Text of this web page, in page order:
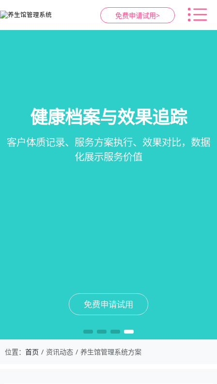
免费申请试用>
会员营销&锁客
会员积分、套餐定制、精准营销、客户关怀，提
升复购率与客单价
免费申请试用
预约与工位管理
在线预约、智能排班、技师调度、房间/床位状态
一目了然，提升资源利用率
免费申请试用
健康档案与效果追踪
客户体质记录、服务方案执行、效果对比，数据
化展示服务价值
免费申请试用
智慧养生馆管理系统
一站式解决养生馆预约、服务、会员、财务、营
销全流程数字化管理
免费申请试用
位置： 首页 资讯动态 养生馆管理系统方案